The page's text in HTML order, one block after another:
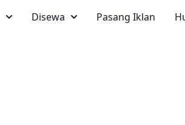
Disewa Pasang Iklan